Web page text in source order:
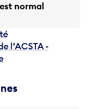
normal
l’ACSTA -